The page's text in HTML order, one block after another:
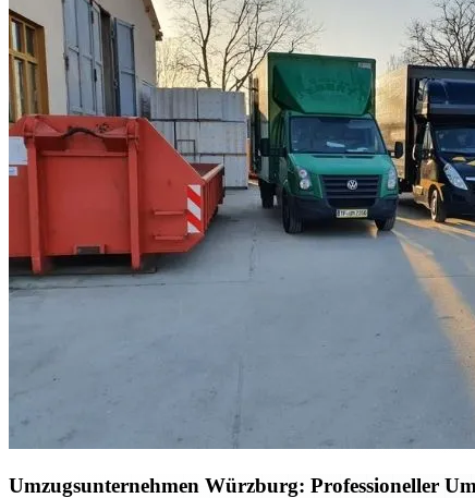
Umzugsunternehmen Würzburg: Professioneller